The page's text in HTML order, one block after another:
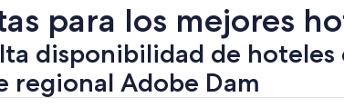
para los mejores
disponibilidad de hoteles
regional Adobe Dam